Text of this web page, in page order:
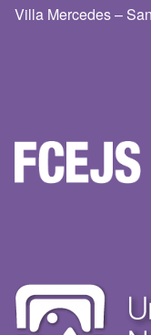
Villa Mercedes –